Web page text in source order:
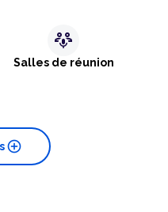
adaptive_audio_mic
Salles de réunion
add_circle